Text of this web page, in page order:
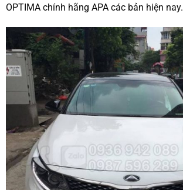
OPTIMA chính hãng APA các bản hiện nay.